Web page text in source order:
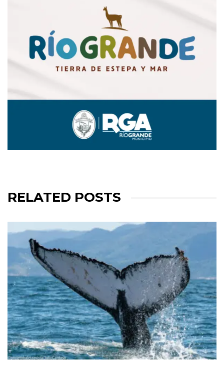
RELATED POSTS